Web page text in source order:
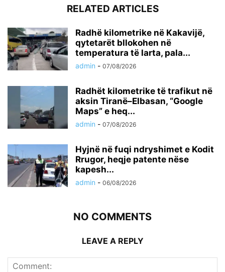
RELATED ARTICLES
Radhë kilometrike në Kakavijë,
qytetarët bllokohen në
temperatura të larta, pala...
admin - 07/08/2026
Radhët kilometrike të trafikut në
aksin Tiranë–Elbasan, “Google
Maps” e heq...
admin - 07/08/2026
Hyjnë në fuqi ndryshimet e Kodit
Rrugor, heqje patente nëse
kapesh...
admin - 06/08/2026
NO COMMENTS
LEAVE A REPLY